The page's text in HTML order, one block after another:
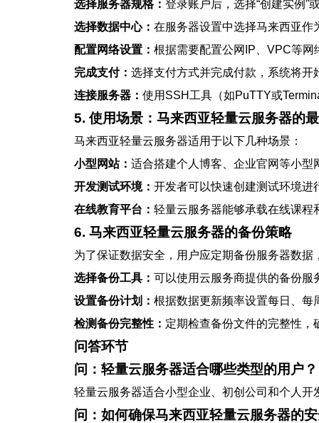
选择服务器规格： 登录账户后，选择“创建实例”
选择数据中心： 在服务器设置中选择马来西亚作
配置网络设置： 根据需要配置公网IP、VPC等
完成支付： 选择支付方式并完成付款，系统将开
连接服务器： 使用SSH工具（如PuTTY或
5. 使用场景：马来西亚轻量云服务器的
马来西亚轻量云服务器适用于以下几种场景：
小型网站： 适合搭建个人博客、企业官网等小
开发测试环境： 开发者可以快速创建测试环境进
在线教育平台： 轻量云服务器能够承载在线课程
6. 马来西亚轻量云服务器的备份策略
为了保证数据安全，用户应定期备份服务器数据
选择备份工具： 可以使用云服务商提供的备份服
设置备份计划： 根据数据更新频率设置每日、每
检测备份完整性： 定期检查备份文件的完整性
问答环节
问：轻量云服务器适合哪些类型的用户？
轻量云服务器适合小型企业、初创公司和个人
问：如何确保马来西亚轻量云服务器的